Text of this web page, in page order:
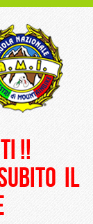
!!
il